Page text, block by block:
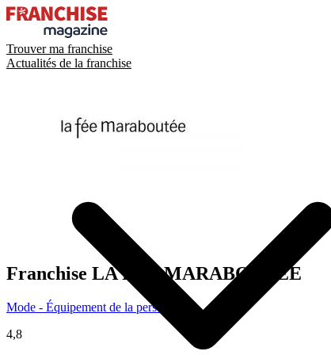
Trouver ma franchise
Actualités de la franchise
Franchise LA FEE MARABOUTEE
Mode - Équipement de la personne
4,8